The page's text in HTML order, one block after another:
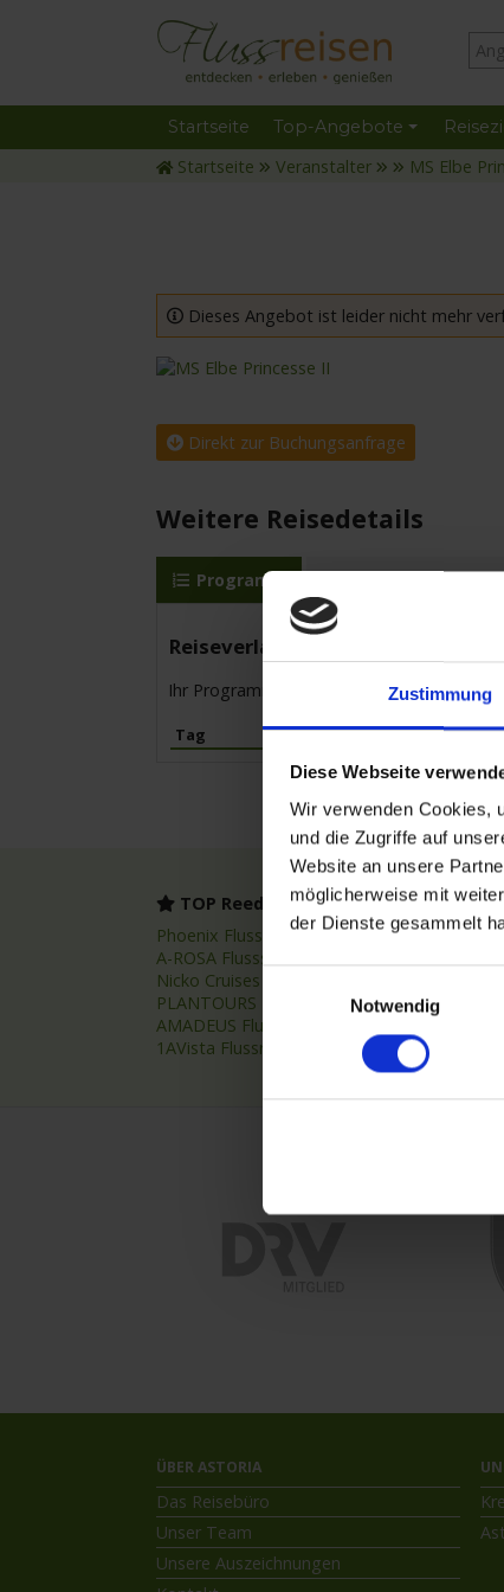
Zustimmung
Diese Webseite
Wir verwenden Cookies,
und die Zugriffe auf
Website an unsere
möglicherweise mit
der Dienste gesammelt
Notwendig
Startseite Top-Angebote
Startseite Veranstalter MS Elbe
Dieses Angebot ist leider nicht mehr
mit der MS Elbe Princesse II
Direkt zur Buchungsanfrage
Weitere Reisedetails
Programm MS Elbe Princesse
Reiseverlauf
Ihr Programm für die Kreuzfahrt vom
Tag Hafen
TOP Reedereien
Phoenix Flussreisen
A-ROSA Flussschiff GmbH
Nicko Cruises Flussreisen
PLANTOURS Kreuzfahrten
AMADEUS Flusskreuzfahrten
1AVista Flussreisen
ÜBER ASTORIA
Das Reisebüro
Unser Team
Unsere Auszeichnungen